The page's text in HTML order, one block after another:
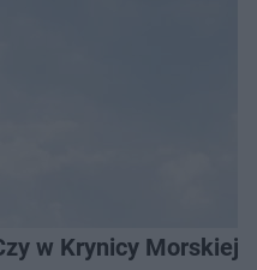
w Krynicy Morskiej